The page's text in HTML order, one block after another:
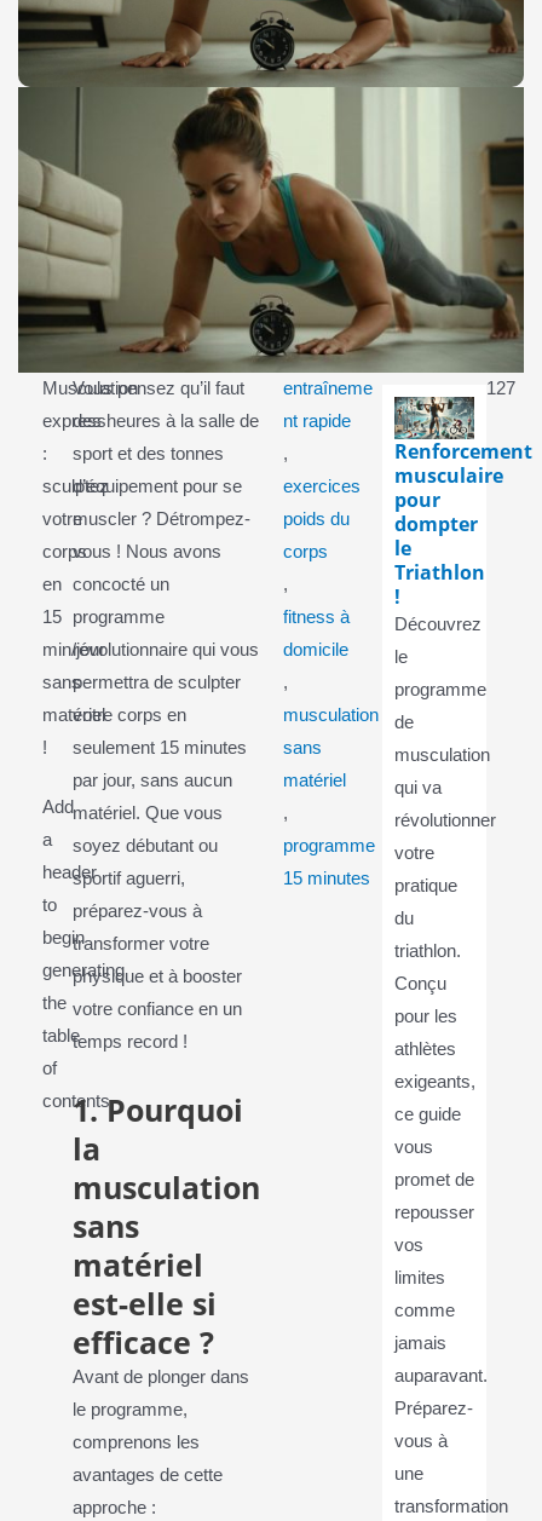
Musculation
express
:
sculptez
votre
corps
en
15
min/jour
sans
matériel
!
Add
a
header
to
begin
generating
the
table
of
contents
Vous pensez qu’il faut
des heures à la salle de
sport et des tonnes
d’équipement pour se
muscler ? Détrompez-
vous ! Nous avons
concocté un
programme
révolutionnaire qui vous
permettra de sculpter
votre corps en
seulement 15 minutes
par jour, sans aucun
matériel. Que vous
soyez débutant ou
sportif aguerri,
préparez-vous à
transformer votre
physique et à booster
votre confiance en un
temps record !
1. Pourquoi
la
musculation
sans
matériel
est-elle si
efficace ?
Avant de plonger dans
le programme,
comprenons les
avantages de cette
approche :
entraîneme
nt rapide
,
exercices
poids du
corps
,
fitness à
domicile
,
musculation
sans
matériel
,
programme
15 minutes
Renforcement
musculaire
pour
dompter
le
Triathlon
!
Découvrez
le
programme
de
musculation
qui va
révolutionner
votre
pratique
du
triathlon.
Conçu
pour les
athlètes
exigeants,
ce guide
vous
promet de
repousser
vos
limites
comme
jamais
auparavant.
Préparez-
vous à
une
transformation
127